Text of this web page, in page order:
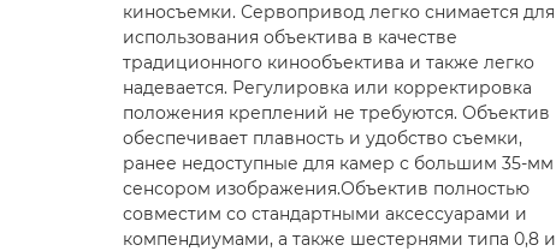
киносъемки. Сервопривод легко снимается для
использования объектива в качестве
традиционного кинообъектива и также легко
надевается. Регулировка или корректировка
положения креплений не требуются. Объектив
обеспечивает плавность и удобство съемки,
ранее недоступные для камер с большим 35-мм
сенсором изображения.Объектив полностью
совместим со стандартными аксессуарами и
компендиумами, а также шестернями типа 0,8 и